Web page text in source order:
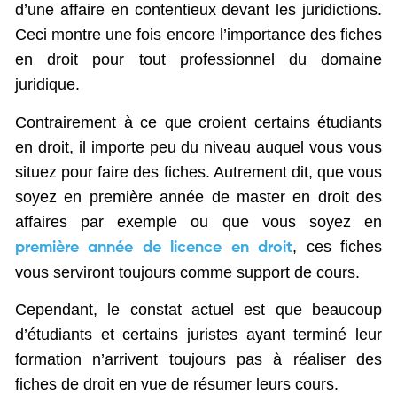
d’une affaire en contentieux devant les juridictions.
Ceci montre une fois encore l’importance des fiches
en droit pour tout professionnel du domaine
juridique.
Contrairement à ce que croient certains étudiants
en droit, il importe peu du niveau auquel vous vous
situez pour faire des fiches. Autrement dit, que vous
soyez en première année de master en droit des
affaires par exemple ou que vous soyez en
première année de licence en droit, ces fiches
vous serviront toujours comme support de cours.
Cependant, le constat actuel est que beaucoup
d’étudiants et certains juristes ayant terminé leur
formation n’arrivent toujours pas à réaliser des
fiches de droit en vue de résumer leurs cours.